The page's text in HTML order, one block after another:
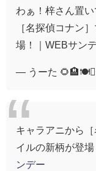
わぁ！梓さん置
［名探偵コナン
場！｜WEBサン
— うーた
キャラアニから
イルの新柄が登場
ンデー